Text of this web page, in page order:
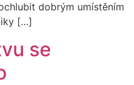
dobrým umístěním
[…]
se